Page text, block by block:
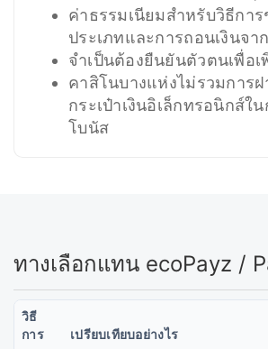
ค่าธรรมเนียมสำหรับวิธีการ
ประเภทและการถอนเงินจา
จำเป็นต้องยืนยันตัวตนเพื่อเ
คาสิโนบางแห่งไม่รวมการฝ
กระเป๋าเงินอิเล็กทรอนิกส์ใ
โบนัส
ทางเลือกแทน ecoPayz /
วิธี
การ
เปรียบเทียบอย่างไร